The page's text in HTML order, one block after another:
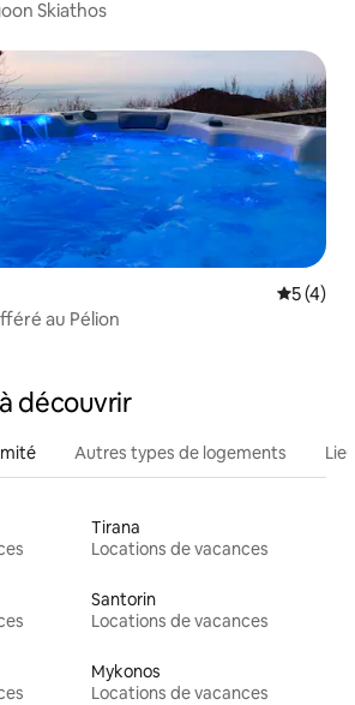
Skiathos
5 (4)
au Pélion
découvrir
Autres types de logements
Tirana
Locations de vacances
Santorin
Locations de vacances
Mykonos
Locations de vacances